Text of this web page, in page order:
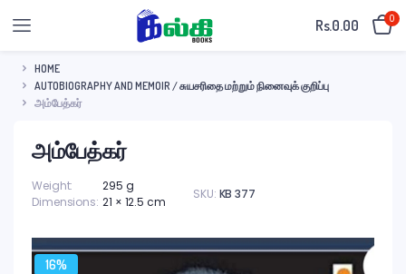
Rs.0.00 0
HOME
AUTOBIOGRAPHY AND MEMOIR / சுயசரிதை மற்றும் நினைவுக் குறிப்பு
அம்பேத்கர்
அம்பேத்கர்
Weight
295 g
Dimensions 21 × 12.5 cm
SKU: KB 377
16%